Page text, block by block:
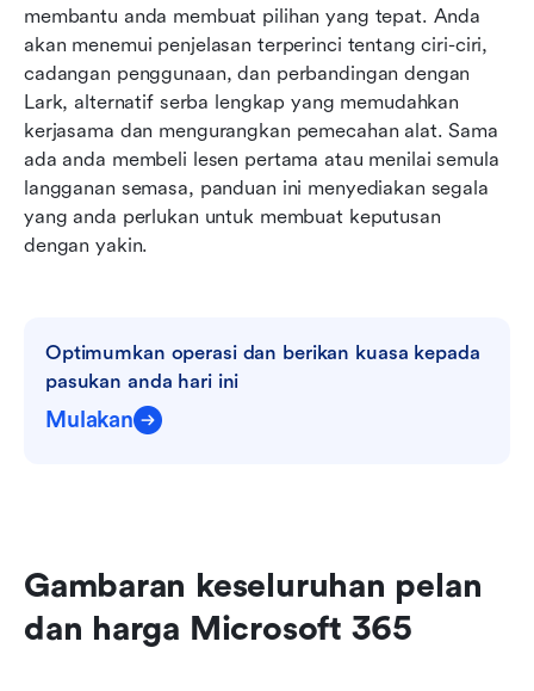
membantu anda membuat pilihan yang tepat. Anda
akan menemui penjelasan terperinci tentang ciri-ciri,
cadangan penggunaan, dan perbandingan dengan
Lark, alternatif serba lengkap yang memudahkan
kerjasama dan mengurangkan pemecahan alat. Sama
ada anda membeli lesen pertama atau menilai semula
langganan semasa, panduan ini menyediakan segala
yang anda perlukan untuk membuat keputusan
dengan yakin.
Optimumkan operasi dan berikan kuasa kepada
pasukan anda hari ini
Mulakan
Gambaran keseluruhan pelan
dan harga Microsoft 365
Perbandingan Lark vs Microsoft 365: Jadual ciri
& harga
Kesimpulan
Soalan Lazim
Bacaan berkaitan